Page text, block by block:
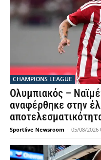
CHAMPIONS LEAGUE
Ολυμπιακός –
αναφέρθηκε στην
Sportlive Newsroom - 05/08/2026